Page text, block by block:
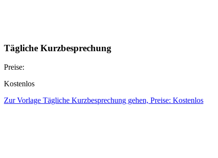
Tägliche Kurzbesprechung
Preise:
Kostenlos
Zur Vorlage Tägliche Kurzbesprechung gehen, Preise: Kostenlos